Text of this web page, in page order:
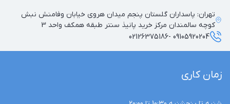
زمان کاری
تهران: پاسداران گلستان پنجم میدان هروی خیابان وفامنش نبش
کوچه سالمندان مرکز خرید پانیذ سنتر طبقه همکف واحد 3
09105920204 -02126375186